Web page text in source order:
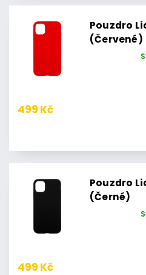
Pouzdro
(Červené)
499 Kč
Pouzdro
(Černé)
499 Kč